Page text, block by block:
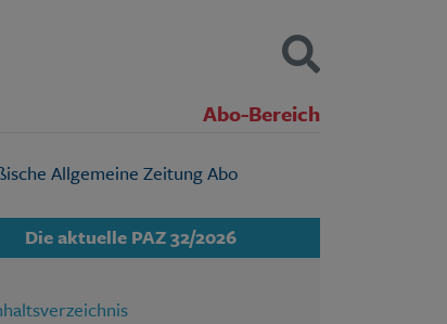
Abo-Bereich
Kontakt
Datenschutz
SUCHEN
Die aktuelle PAZ 32/2026